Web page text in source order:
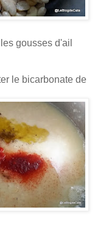
gousses d'ail
le bicarbonate de